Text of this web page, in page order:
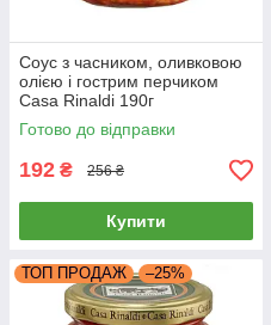
Соус з часником, оливковою
олією і гострим перчиком
Casa Rinaldi 190г
Готово до відправки
192 ₴ 256 ₴
Купити
ТОП ПРОДАЖ –25%